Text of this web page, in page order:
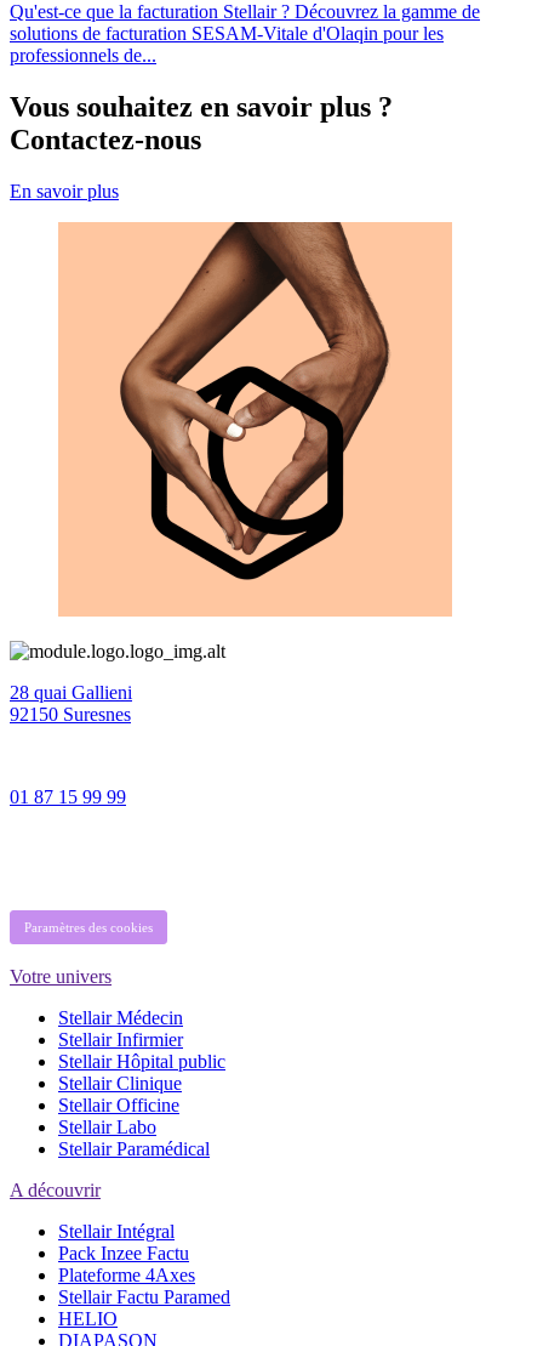
Qu'est-ce que la facturation Stellair ? Découvrez la gamme de
solutions de facturation SESAM-Vitale d'Olaqin pour les
professionnels de...
Vous souhaitez en savoir plus ?
Contactez-nous
En savoir plus
28 quai Gallieni
92150 Suresnes
01 87 15 99 99
Paramètres des cookies
Votre univers
Stellair Médecin
Stellair Infirmier
Stellair Hôpital public
Stellair Clinique
Stellair Officine
Stellair Labo
Stellair Paramédical
A découvrir
Stellair Intégral
Pack Inzee Factu
Plateforme 4Axes
Stellair Factu Paramed
HELIO
DIAPASON